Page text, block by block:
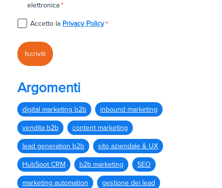
elettronica*
Accetto la Privacy Policy *
Argomenti
digital marketing b2b inbound marketing
vendita b2b content marketing
lead generation b2b sito aziendale & UX
HubSpot CRM b2b marketing SEO
marketing automation gestione dei lead